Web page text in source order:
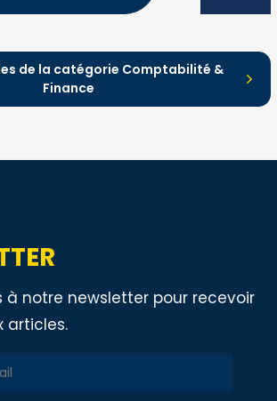
règles fiscales
de la catégorie Comptabilité &
Finance
à notre newsletter pour recevoir
articles.